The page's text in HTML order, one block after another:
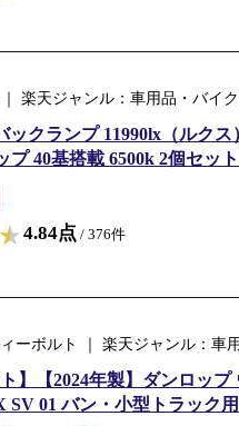
楽天ジャンル：車用品・バイ
ックランプ 11990lx（ルク
プ 40基搭載 6500k 2個セッ
4.84点 / 376件
ーボルト ｜ 楽天ジャンル：車
ト】【2024年製】ダンロッ
SV 01 バン・小型トラック